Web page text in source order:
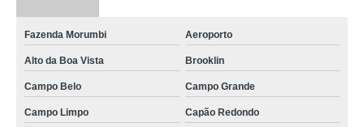
Fazenda Morumbi Aeroporto
Alto da Boa Vista Brooklin
Campo Belo Campo Grande
Campo Limpo Capão Redondo